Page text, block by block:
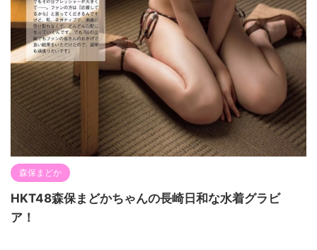
森保まどか
HKT48森保まどかちゃんの長崎日和な水着グラビ
ア！